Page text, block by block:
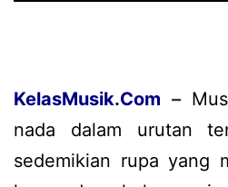
KelasMusik.Com –
nada dalam urutan
sedemikian rupa yang